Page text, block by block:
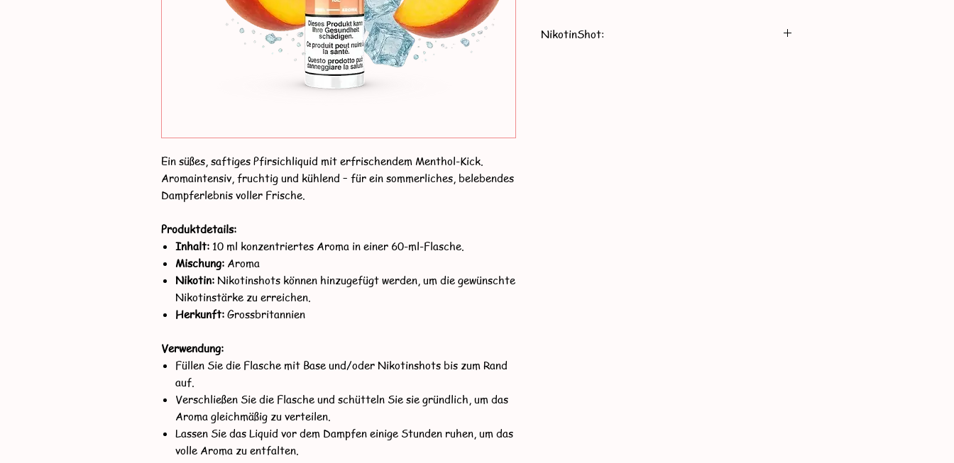
Ein süßes, saftiges Pfirsichliquid mit erfrischendem Menthol-Kick.
Aromaintensiv, fruchtig und kühlend – für ein sommerliches, belebendes
Dampferlebnis voller Frische.
Produktdetails:
Inhalt: 10 ml konzentriertes Aroma in einer 60-ml-Flasche.
Mischung: Aroma
Nikotin: Nikotinshots können hinzugefügt werden, um die gewünschte
Nikotinstärke zu erreichen.
Herkunft: Grossbritannien
Verwendung:
Füllen Sie die Flasche mit Base und/oder Nikotinshots bis zum Rand
auf.
Verschließen Sie die Flasche und schütteln Sie sie gründlich, um das
Aroma gleichmäßig zu verteilen.
Lassen Sie das Liquid vor dem Dampfen einige Stunden ruhen, um das
volle Aroma zu entfalten.
NikotinShot: